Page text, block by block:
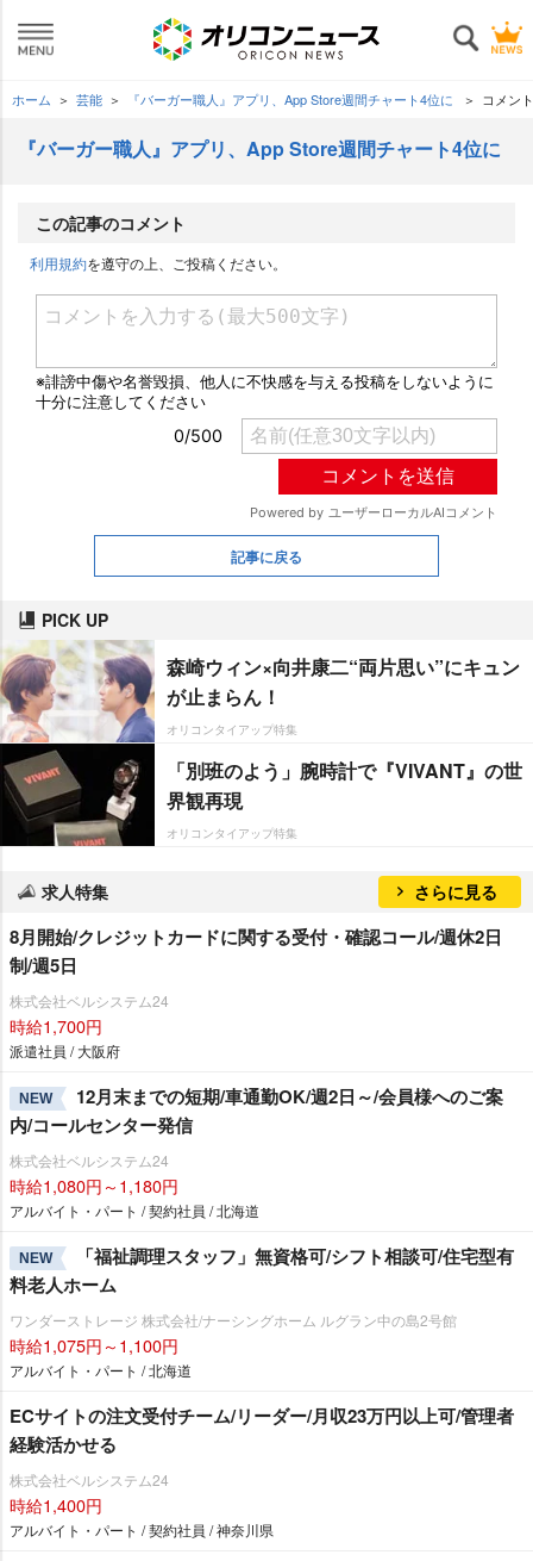
ホーム 芸能 『バーガー職人』アプリ、App Store週間チャート4位に コメント
『バーガー職人』アプリ、App Store週間チャート4位に
この記事のコメント
利用規約を遵守の上、ご投稿ください。
記事に戻る
PICK UP
森崎ウィン×向井康二“両片思い”にキュン
が止まらん！
オリコンタイアップ特集
「別班のよう」腕時計で『VIVANT』の世
界観再現
オリコンタイアップ特集
求人特集 さらに見る
8月開始/クレジットカードに関する受付・確認コール/週休2日
制/週5日
株式会社ベルシステム24
時給1,700円
派遣社員 / 大阪府
NEW
12月末までの短期/車通勤OK/週2日～/会員様へのご案
内/コールセンター発信
株式会社ベルシステム24
時給1,080円～1,180円
アルバイト・パート / 契約社員 / 北海道
NEW
「福祉調理スタッフ」無資格可/シフト相談可/住宅型有
料老人ホーム
ワンダーストレージ 株式会社/ナーシングホーム ルグラン中の島2号館
時給1,075円～1,100円
アルバイト・パート / 北海道
ECサイトの注文受付チーム/リーダー/月収23万円以上可/管理者
経験活かせる
株式会社ベルシステム24
時給1,400円
アルバイト・パート / 契約社員 / 神奈川県